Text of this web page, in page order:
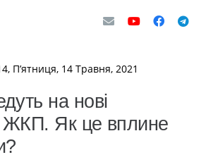
П’ятниця, 14 Травня, 2021
на нові
ЖКП. Як це вплине